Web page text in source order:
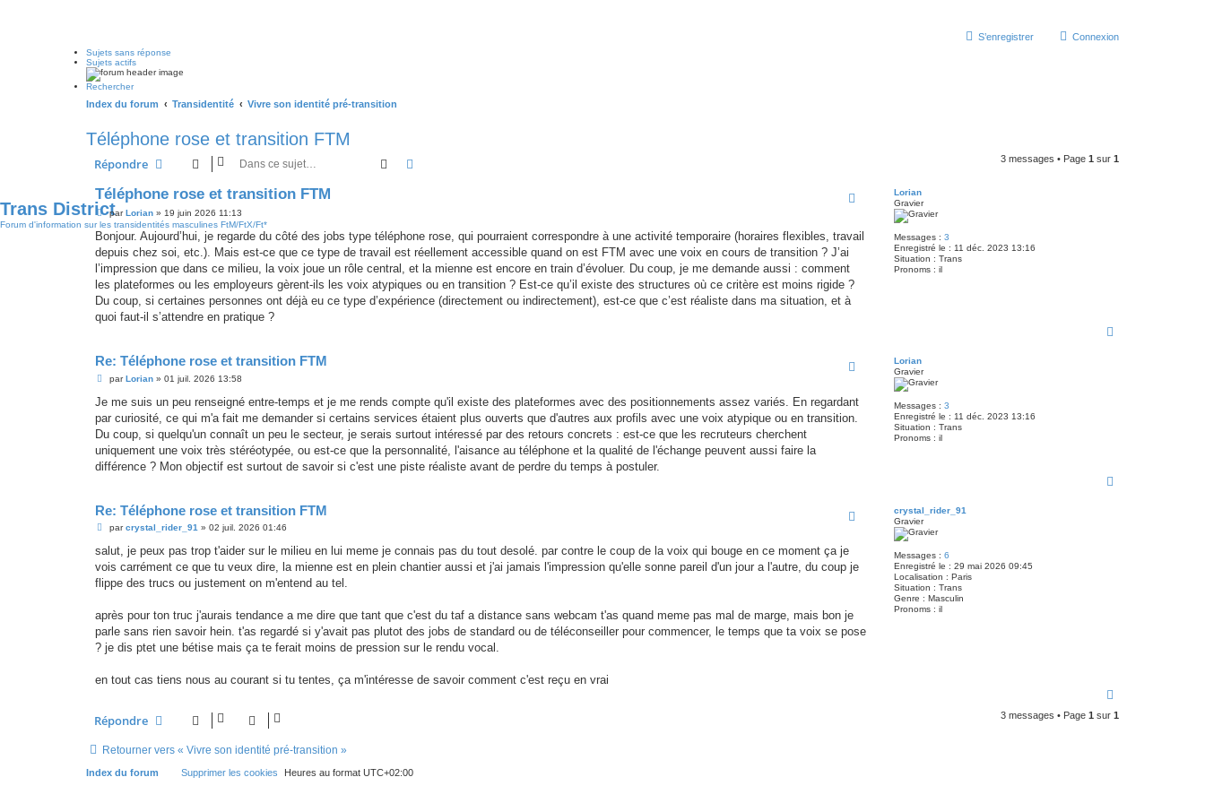
Connexion
S’enregistrer
Sujets sans réponse
Sujets actifs
Trans District
Forum d'information sur les transidentités masculines FtM/FtX/Ft*
Rechercher
Index du forum Transidentité Vivre son identité pré-transition
Téléphone rose et transition FTM
Répondre Rechercher 3 messages • Page 1 sur 1
Lorian
Gravier
Messages : 3
Enregistré le : 11 déc. 2023 13:16
Situation : Trans
Pronoms : il
Téléphone rose et transition FTM
M
e
s
a
g
parLorian» 19 juin 2026 11:13
Bonjour. Aujourd’hui, je regarde du côté des jobs type téléphone rose, qui pourraient correspondre à une activité temporaire (horaires flexibles, travail
depuis chez soi, etc.). Mais est-ce que ce type de travail est réellement accessible quand on est FTM avec une voix en cours de transition ? J’ai
l’impression que dans ce milieu, la voix joue un rôle central, et la mienne est encore en train d’évoluer. Du coup, je me demande aussi : comment
les plateformes ou les employeurs gèrent-ils les voix atypiques ou en transition ? Est-ce qu’il existe des structures où ce critère est moins rigide ?
Du coup, si certaines personnes ont déjà eu ce type d’expérience (directement ou indirectement), est-ce que c’est réaliste dans ma situation, et à
quoi faut-il s’attendre en pratique ?
Lorian
Gravier
Messages : 3
Enregistré le : 11 déc. 2023 13:16
Situation : Trans
Pronoms : il
Re: Téléphone rose et transition FTM
M
s
a
g
parLorian» 01 juil. 2026 13:58
Je me suis un peu renseigné entre-temps et je me rends compte qu'il existe des plateformes avec des positionnements assez variés. En regardant
par curiosité, ce qui m'a fait me demander si certains services étaient plus ouverts que d'autres aux profils avec une voix atypique ou en transition.
Du coup, si quelqu'un connaît un peu le secteur, je serais surtout intéressé par des retours concrets : est-ce que les recruteurs cherchent
uniquement une voix très stéréotypée, ou est-ce que la personnalité, l'aisance au téléphone et la qualité de l'échange peuvent aussi faire la
différence ? Mon objectif est surtout de savoir si c'est une piste réaliste avant de perdre du temps à postuler.
crystal_rider_91
Gravier
Messages : 6
Enregistré le : 29 mai 2026 09:45
Localisation : Paris
Situation : Trans
Genre : Masculin
Pronoms : il
Re: Téléphone rose et transition FTM
M
s
a
g
e
parcrystal_rider_91 » 02 juil. 2026 01:46
salut, je peux pas trop t'aider sur le milieu en lui meme je connais pas du tout desolé. par contre le coup de la voix qui bouge en ce moment ça je
vois carrément ce que tu veux dire, la mienne est en plein chantier aussi et j'ai jamais l'impression qu'elle sonne pareil d'un jour a l'autre, du coup je
flippe des trucs ou justement on m'entend au tel.
après pour ton truc j'aurais tendance a me dire que tant que c'est du taf a distance sans webcam t'as quand meme pas mal de marge, mais bon je
parle sans rien savoir hein. t'as regardé si y'avait pas plutot des jobs de standard ou de téléconseiller pour commencer, le temps que ta voix se pose
? je dis ptet une bétise mais ça te ferait moins de pression sur le rendu vocal.
en tout cas tiens nous au courant si tu tentes, ça m'intéresse de savoir comment c'est reçu en vrai
u
Répondre 3 messages • Page 1 sur 1
Retourner vers « Vivre son identité pré-transition »
Index du forum Supprimer les cookies Heures au format UTC+02:00